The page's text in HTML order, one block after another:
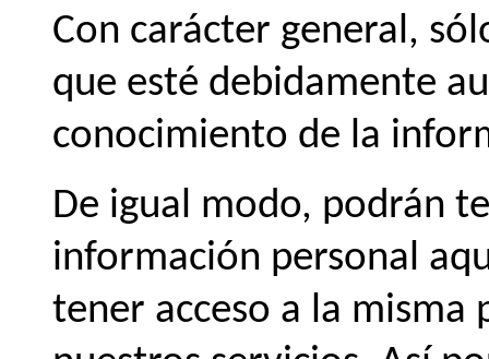
Con carácter general,
que esté debidamente
conocimiento de la
De igual modo, podrán
información personal
tener acceso a la misma